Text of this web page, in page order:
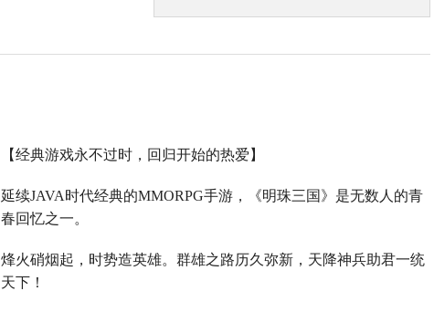
【经典游戏永不过时，回归开始的热爱】
延续JAVA时代经典的MMORPG手游，《明珠三国》是无数人的青
春回忆之一。
烽火硝烟起，时势造英雄。群雄之路历久弥新，天降神兵助君一统
天下！